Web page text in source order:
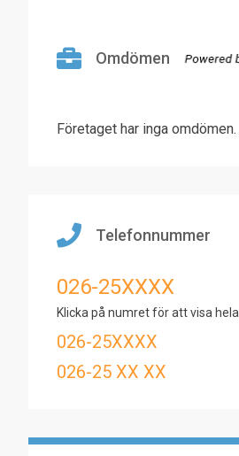
Omdömen
Företaget har inga omdömen.
Telefonnummer
026-25XXXX
Klicka på numret för att visa hela
026-25XXXX
026-25 XX XX